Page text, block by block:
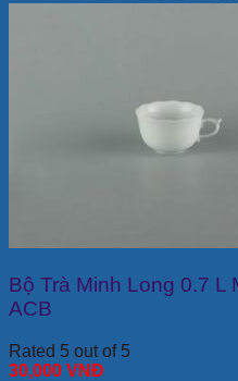
Bộ Trà Minh Long 0.7 L
ACB
Rated 5 out of 5
30,000 VNĐ